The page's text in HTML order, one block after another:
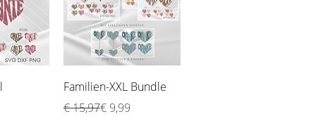
Schnellansicht
Familien-XXL Bundle
Standardpreis
€ 15,97
Sale-Preis€ 9,99